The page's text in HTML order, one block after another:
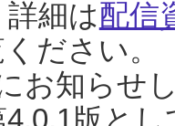
細は配信
ださい。
お知らせ
4.0.1版と